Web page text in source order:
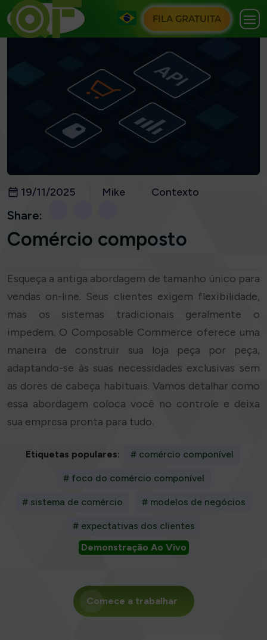
FILA GRATUITA
19/11/2025 Mike Contexto
Share:
Comércio composto
Esqueça a antiga abordagem de tamanho único para
vendas on-line. Seus clientes exigem flexibilidade,
mas os sistemas tradicionais geralmente o
impedem. O Composable Commerce oferece uma
maneira de construir sua loja peça por peça,
adaptando-se às suas necessidades exclusivas sem
as dores de cabeça habituais. Vamos detalhar como
essa abordagem coloca você no controle e deixa
sua empresa pronta para tudo.
Etiquetas populares: # comércio componível
# foco do comércio componível
# sistema de comércio # modelos de negócios
# expectativas dos clientes
Demonstração Ao Vivo
Comece a trabalhar